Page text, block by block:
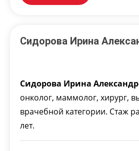
Сидорова Ирина
Сидорова Ирина
онколог, маммолог, хирург,
врачебной категории. Стаж
лет.